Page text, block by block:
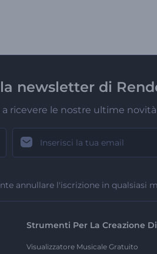
newsletter di
a ricevere le nostre ultime
annullare l'iscrizione in qualsiasi
Strumenti Per La Creazione
Visualizzatore Musicale Gratuito